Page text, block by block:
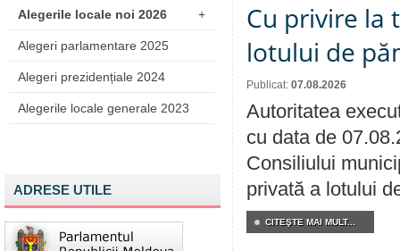
Alegerile locale noi 2026 +
Alegeri parlamentare 2025
Alegeri prezidențiale 2024
Alegerile locale generale 2023
ADRESE UTILE
Cu privire la
lotului de
Publicat: 07.08.2026
Autoritatea
cu data de
Consiliului
privată a lotului
CITEŞTE MAI MULT...